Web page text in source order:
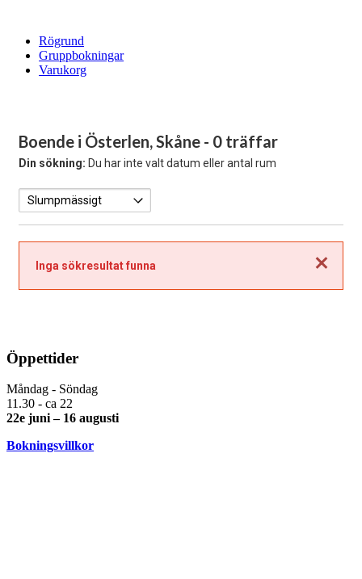
Rögrund
Gruppbokningar
Varukorg
Boende i Österlen, Skåne - 0 träffar
Din sökning: Du har inte valt datum eller antal rum
Stäng
Inga sökresultat funna
Öppettider
Måndag - Söndag
11.30 - ca 22
22e juni – 16 augusti
Bokningsvillkor